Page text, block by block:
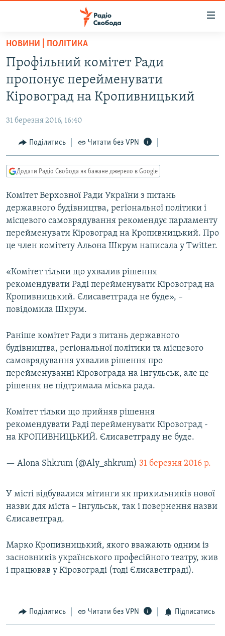
Перейти
основного
матеріалу
Перейти
до
основної
навігації
Перейти
до
пошуку
РАДІО СВОБОДА – 70 РОКІВ
ВСЕ ЗА ДОБУ
СТАТТІ
ЕКОНОМІКА
СУСПІЛЬСТВО
УКРАЇНА
РОСІЙСЬКА «ФІЛЬТРАЦІЯ»
ДОНБАС.РЕАЛІЇ
ТИ ЯК?
СХЕМИ
КИТАЙ.ВИКЛИКИ
МУЛЬТИМЕДІА
ФОТО
СПЕЦПРОЄКТИ
ПОДКАСТИ
КРИМ РЕАЛІЇ
УКР
КТАТ
Усі сайти RFE/RL
НОВИНИ | ПОЛІТИКА
Профільний комітет Ради
пропонує перейменувати
Кіровоград на Кропивницький
31 березня 2016, 16:40
Поділитись Читати без VPN
Додати Радіо Свобода як бажане джерело в Google
Комітет Верховної Ради України з питань
державного будівництва, регіональної політики і
місцевого самоврядування рекомендує парламенту
перейменувати Кіровоград на Кропивницький. Про
це член комітету Альона Шкрум написала у Twitter.
«Комітет тільки що ухвалив рішення
рекомендувати Раді перейменувати Кіровоград на
Кропивницький. Єлисаветграда не буде», –
повідомила Шкрум.
Раніше комітет Ради з питань державного
будівництва, регіональної політики та місцевого
самоврядування ухвалив рішення про
перейменуванні Кіровограда на Інгульськ, але це
рішення не підтримала міська рада.
Комітет тільки що прийняв рішення
рекомендувати Раді перейменувати Кіровоград -
на КРОПИВНИЦЬКИЙ. Єлисаветграду не буде.
— Alona Shkrum (@Aly_shkrum) 31 березня 2016 р.
У місті відбувалися мітинги як прихильників нової
назви для міста – Інгульськ, так і повернення назви
Єлисаветград.
Марко Кропивницький, якого вважають одним із
засновників українського професійного театру, жив
і працював у Кіровограді (тоді Єлисаветграді).
Поділитись Читати без VPN Підписатись